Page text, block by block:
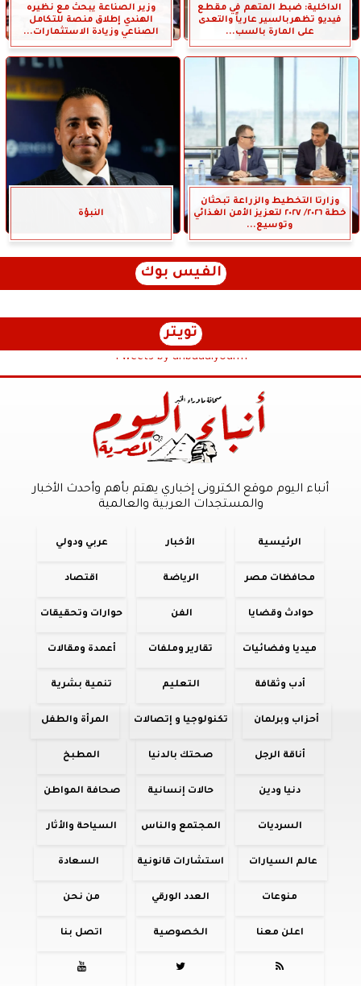
الداخلية: ضبط المتهم في مقطع
فيديو تظهربالسير عارياً والتعدى
على المارة بالسب...
وزير الصناعة يبحث مع نظيره
الهندي إطلاق منصة للتكامل
الصناعي وزيادة الاستثمارات...
وزارتا التخطيط والزراعة تبحثان
خطة ٢٠٢٦/ ٢٠٢٧ لتعزيز الأمن الغذائي
وتوسيع...
النبؤة
الفيس بوك
تويتر
Tweets by anbaaalyoum1
أنباء اليوم موقع الكترونى إخباري يهتم بأهم وأحدث الأخبار
والمستجدات العربية والعالمية
الرئيسية الأخبار عربي ودولي
محافظات مصر الرياضة اقتصاد
حوادث وقضايا الفن حوارات وتحقيقات
ميديا وفضائيات تقارير وملفات أعمدة ومقالات
أدب وثقافة التعليم تنمية بشرية
أحزاب وبرلمان تكنولوجيا و إتصالات المرأة والطفل
أناقة الرجل صحتك بالدنيا المطبخ
دنيا ودين حالات إنسانية صحافة المواطن
السرديات المجتمع والناس السياحة والأثار
عالم السيارات استشارات قانونية السعادة
منوعات العدد الورقي من نحن
اعلن معنا الخصوصية اتصل بنا


